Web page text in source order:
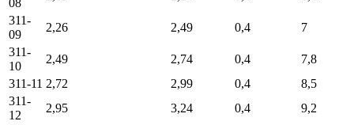
08
311-
09
2,26 2,49 0,4
7
311-
10
2,49 2,74 0,4
7,8
311-11 2,72 2,99 0,4
8,5
311-
12
2,95 3,24 0,4
9,2